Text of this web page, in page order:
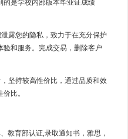
的是学校内部版本毕业证成绩
露您的隐私，致力于在充分保护
和服务。完成交易，删除客户
坚持较高性价比，通过品质和效
比。
教育部认证,录取通知书，雅思，